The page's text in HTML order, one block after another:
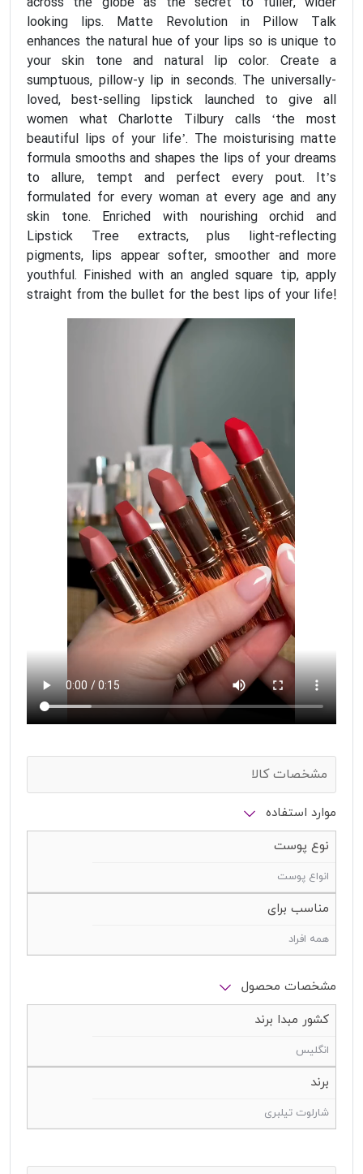
looking lips. Matte Revolution in Pillow Talk
enhances the natural hue of your lips so is unique to
your skin tone and natural lip color. Create a
sumptuous, pillow-y lip in seconds. The universally-
loved, best-selling lipstick launched to give all
women what Charlotte Tilbury calls ‘the most
beautiful lips of your life’. The moisturising matte
formula smooths and shapes the lips of your dreams
to allure, tempt and perfect every pout. It’s
formulated for every woman at every age and any
skin tone. Enriched with nourishing orchid and
Lipstick Tree extracts, plus light-reflecting
pigments, lips appear softer, smoother and more
youthful. Finished with an angled square tip, apply
straight from the bullet for the best lips of your life!
مشخصات کالا
موارد استفاده
نوع پوست
انواع پوست
مناسب برای
همه افراد
مشخصات محصول
کشور مبدا برند
انگلیس
برند
شارلوت تیلبری